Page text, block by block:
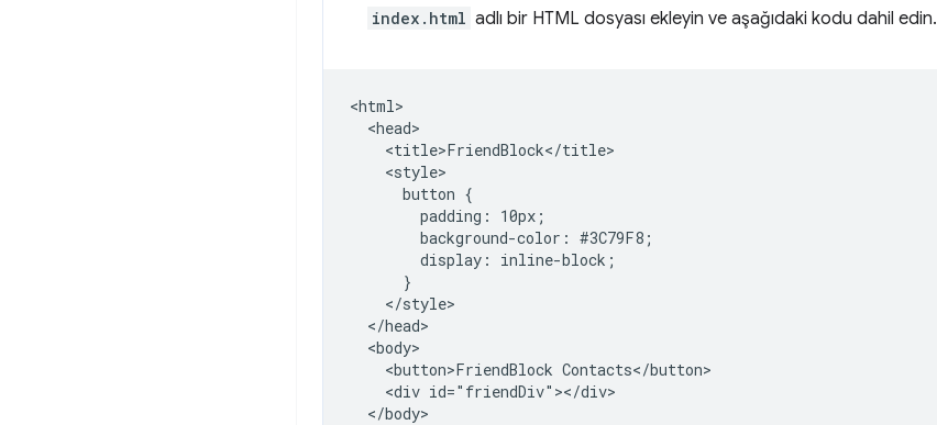
index.html adlı bir HTML dosyası ekleyin ve aşağıdaki kodu dahil edin.
<html>
  <head>
    <title>FriendBlock</title>
    <style>
      button {
        padding: 10px;
        background-color: #3C79F8;
        display: inline-block;
      }
    </style>
  </head>
  <body>
    <button>FriendBlock Contacts</button>
    <div id="friendDiv"></div>
  </body>